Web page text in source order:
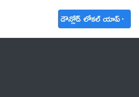
డౌన్లోడ్ లోకల్ యాప్